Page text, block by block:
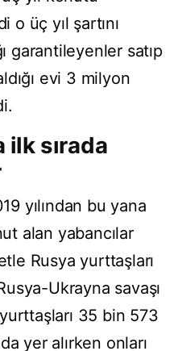
o üç yıl şartını
garantileyenler satıp
evi 3 milyon
ilk sırada
yılından bu yana
alan yabancılar
Rusya yurttaşları
Ukrayna savaşı
35 bin 573
yer alırken onları